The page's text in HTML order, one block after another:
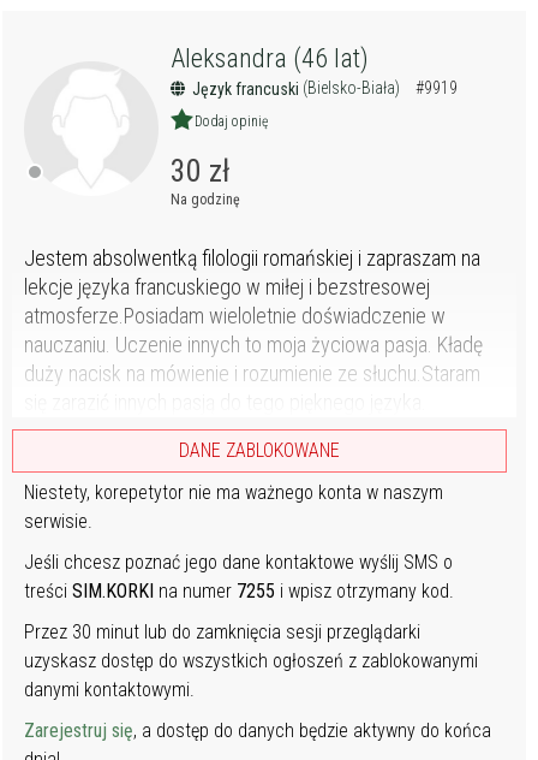
Aleksandra (46 lat)
Język francuski (Bielsko-Biała) #9919
Dodaj opinię
30 zł
Na godzinę
Jestem absolwentką filologii romańskiej i zapraszam na
lekcje języka francuskiego w miłej i bezstresowej
atmosferze.Posiadam wieloletnie doświadczenie w
nauczaniu. Uczenie innych to moja życiowa pasja. Kładę
duży nacisk na mówienie i rozumienie ze słuchu.Staram
DANE ZABLOKOWANE
Niestety, korepetytor nie ma ważnego konta w naszym
serwisie.
Jeśli chcesz poznać jego dane kontaktowe wyślij SMS o
treściSIM.KORKI na numer 7255 i wpisz otrzymany kod.
Przez 30 minut lub do zamknięcia sesji przeglądarki
uzyskasz dostęp do wszystkich ogłoszeń z zablokowanymi
danymi kontaktowymi.
Zarejestruj się, a dostęp do danych będzie aktywny do końca